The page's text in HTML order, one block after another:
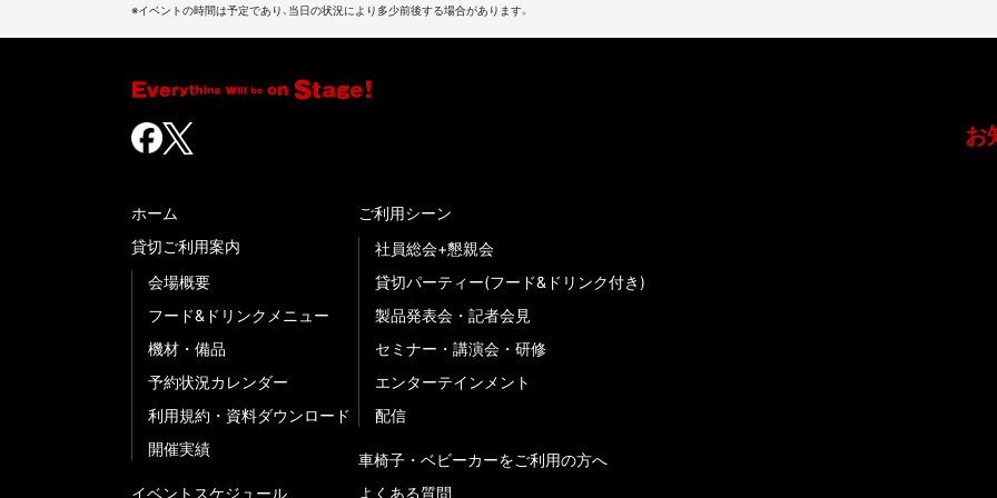
※イベントの時間は予定であり、当日の状況により多少前後する場合があります。
ホーム
貸切ご利用案内
会場概要
フード&ドリンクメニュー
機材・備品
予約状況カレンダー
利用規約・資料ダウンロード
開催実績
イベントスケジュール
ご利用シーン
社員総会+懇親会
貸切パーティー(フード&ドリンク付き)
製品発表会・記者会見
セミナー・講演会・研修
エンターテインメント
配信
車椅子・ベビーカーをご利用の方へ
よくある質問
お